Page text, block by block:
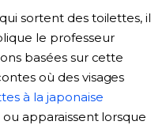
sortent des toilettes, il
le professeur
basées sur cette
où des visages
à la japonaise
apparaissent lorsque